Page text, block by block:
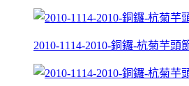
2010-1114-2010-銅鑼-杭菊芋頭